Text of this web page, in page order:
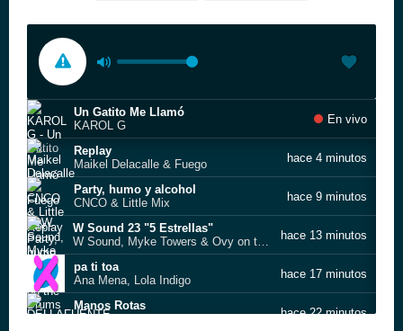
Un Gatito Me Llamó
KAROL G
En vivo
Replay
Maikel Delacalle & Fuego
hace 4 minutos
Party, humo y alcohol
CNCO & Little Mix
hace 9 minutos
W Sound 23 "5 Estrellas"
W Sound, Myke Towers & Ovy on the Drums
hace 13 minutos
pa ti toa
Ana Mena, Lola Indigo
hace 17 minutos
Manos Rotas
hace 22 minutos